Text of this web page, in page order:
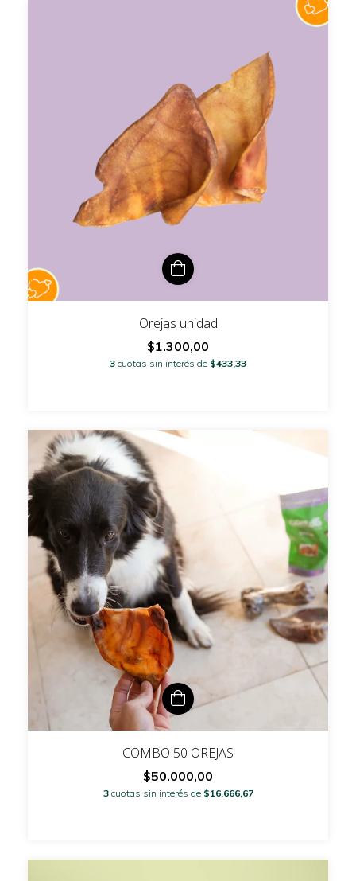
Orejas unidad
$1.300,00
3 cuotas sin interés de $433,33
COMBO 50 OREJAS
$50.000,00
3 cuotas sin interés de $16.666,67